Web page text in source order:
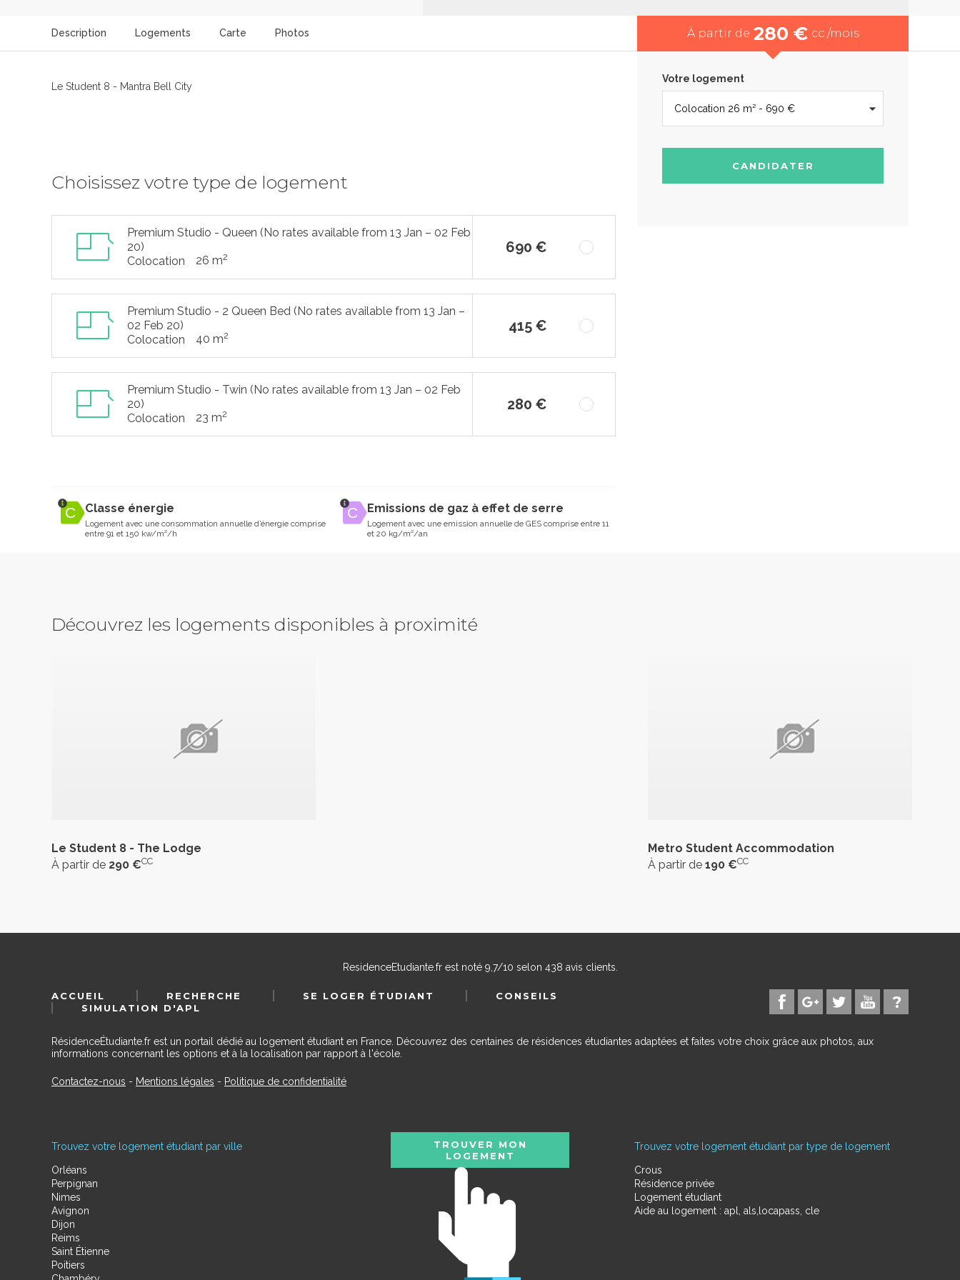
Description Logements Carte Photos
Le Student 8 - Mantra Bell City
Choisissez votre type de logement
Premium Studio - Queen (No rates available from 13 Jan – 02 Feb
20)
Colocation
26 m2
690 €
Premium Studio - 2 Queen Bed (No rates available from 13 Jan –
02 Feb 20)
Colocation
40 m2
415 €
Premium Studio - Twin (No rates available from 13 Jan – 02 Feb
20)
Colocation
23 m2
280 €
Classe énergie
Logement avec une consommation annuelle d’énergie comprise
entre 91 et 150 kw/m²/h
Emissions de gaz à effet de serre
Logement avec une emission annuelle de GES comprise entre 11
et 20 kg/m²/an
À partir de 280 € cc /mois
Votre logement
CANDIDATER
Découvrez les logements disponibles à proximité
Le Student 8 - The Lodge
À partir de 290 €CC
Metro Student Accommodation
À partir de 190 €CC
ResidenceEtudiante.frest noté 9,7/10 selon 438 avis clients.
ACCUEIL RECHERCHE SE LOGER ÉTUDIANT
CONSEILS
SIMULATION D'APL
RésidenceÉtudiante.fr est un portail dédié au logement étudiant en France. Découvrez des centaines de résidences étudiantes adaptées et faites votre choix grâce aux photos, aux
informations concernant les options et à la localisation par rapport à l'école.
Contactez-nous - Mentions légales - Politique de confidentialité
Trouvez votre logement étudiant par ville
Orléans
Perpignan
Nimes
Avignon
Dijon
Reims
Saint Étienne
Poitiers
Trouvez votre logement étudiant par type de logement
Crous
Résidence privée
Logement étudiant
Aide au logement : apl, als,locapass, cle
TROUVER MON
LOGEMENT